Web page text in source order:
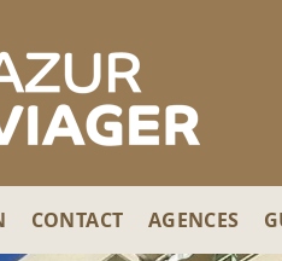
CONTACT AGENCES